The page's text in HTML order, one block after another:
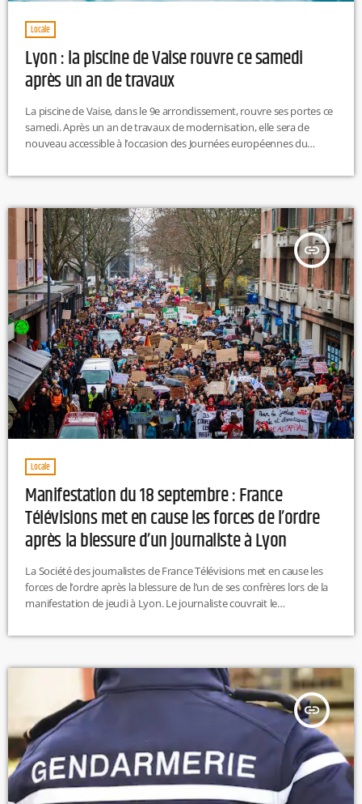
Locale
Lyon : la piscine de Vaise rouvre ce samedi
après un an de travaux
La piscine de Vaise, dans le 9e arrondissement, rouvre ses portes ce
samedi. Après un an de travaux de modernisation, elle sera de
nouveau accessible à l’occasion des Journées européennes du
insert_link
Locale
Manifestation du 18 septembre : France
Télévisions met en cause les forces de l’ordre
après la blessure d’un journaliste à Lyon
La Société des journalistes de France Télévisions met en cause les
forces de l’ordre après la blessure de l’un de ses confrères lors de la
manifestation de jeudi à Lyon. Le journaliste couvrait le
côté, la préfecture du Rhône a assuré ne pas disposer, à ce stade, de
insert_link